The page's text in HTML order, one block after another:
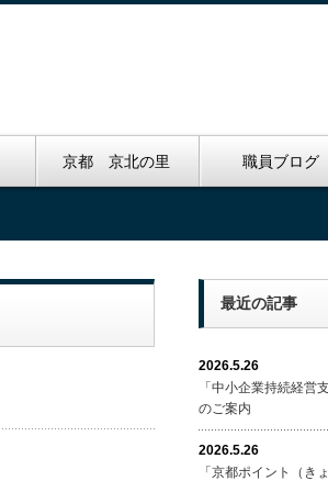
京都 京北の里 職員ブログ
最近の記事
2026.5.26
「中小企業持続経営
のご案内
2026.5.26
「京都ポイント（き